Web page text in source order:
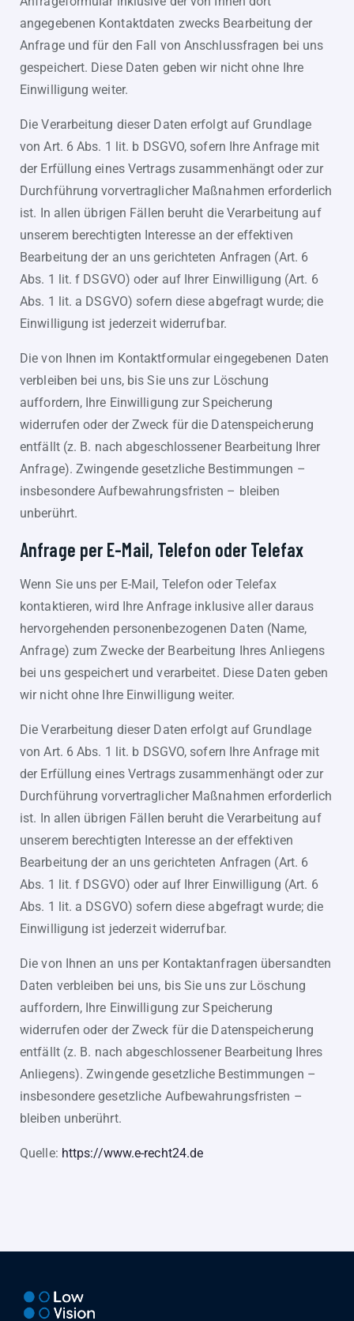
angegebenen Kontaktdaten zwecks Bearbeitung der
Anfrage und für den Fall von Anschlussfragen bei uns
gespeichert. Diese Daten geben wir nicht ohne Ihre
Einwilligung weiter.
Die Verarbeitung dieser Daten erfolgt auf Grundlage
von Art. 6 Abs. 1 lit. b DSGVO, sofern Ihre Anfrage mit
der Erfüllung eines Vertrags zusammenhängt oder zur
Durchführung vorvertraglicher Maßnahmen erforderlich
ist. In allen übrigen Fällen beruht die Verarbeitung auf
unserem berechtigten Interesse an der effektiven
Bearbeitung der an uns gerichteten Anfragen (Art. 6
Abs. 1 lit. f DSGVO) oder auf Ihrer Einwilligung (Art. 6
Abs. 1 lit. a DSGVO) sofern diese abgefragt wurde; die
Einwilligung ist jederzeit widerrufbar.
Die von Ihnen im Kontaktformular eingegebenen Daten
verbleiben bei uns, bis Sie uns zur Löschung
auffordern, Ihre Einwilligung zur Speicherung
widerrufen oder der Zweck für die Datenspeicherung
entfällt (z. B. nach abgeschlossener Bearbeitung Ihrer
Anfrage). Zwingende gesetzliche Bestimmungen –
insbesondere Aufbewahrungsfristen – bleiben
unberührt.
Anfrage per E-Mail, Telefon oder Telefax
Wenn Sie uns per E-Mail, Telefon oder Telefax
kontaktieren, wird Ihre Anfrage inklusive aller daraus
hervorgehenden personenbezogenen Daten (Name,
Anfrage) zum Zwecke der Bearbeitung Ihres Anliegens
bei uns gespeichert und verarbeitet. Diese Daten geben
wir nicht ohne Ihre Einwilligung weiter.
Die Verarbeitung dieser Daten erfolgt auf Grundlage
von Art. 6 Abs. 1 lit. b DSGVO, sofern Ihre Anfrage mit
der Erfüllung eines Vertrags zusammenhängt oder zur
Durchführung vorvertraglicher Maßnahmen erforderlich
ist. In allen übrigen Fällen beruht die Verarbeitung auf
unserem berechtigten Interesse an der effektiven
Bearbeitung der an uns gerichteten Anfragen (Art. 6
Abs. 1 lit. f DSGVO) oder auf Ihrer Einwilligung (Art. 6
Abs. 1 lit. a DSGVO) sofern diese abgefragt wurde; die
Einwilligung ist jederzeit widerrufbar.
Die von Ihnen an uns per Kontaktanfragen übersandten
Daten verbleiben bei uns, bis Sie uns zur Löschung
auffordern, Ihre Einwilligung zur Speicherung
widerrufen oder der Zweck für die Datenspeicherung
entfällt (z. B. nach abgeschlossener Bearbeitung Ihres
Anliegens). Zwingende gesetzliche Bestimmungen –
insbesondere gesetzliche Aufbewahrungsfristen –
bleiben unberührt.
Quelle: https://www.e-recht24.de